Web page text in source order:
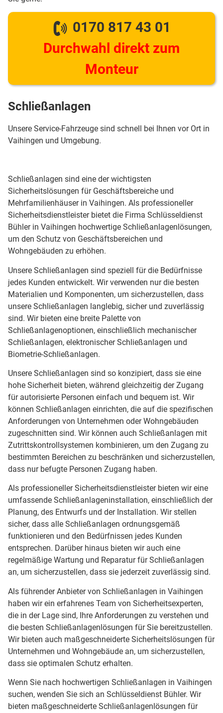
0170 817 43 01
Durchwahl direkt zum
Monteur
Schließanlagen
Unsere Service-Fahrzeuge sind schnell bei Ihnen vor Ort in
Vaihingen und Umgebung.
Schließanlagen sind eine der wichtigsten
Sicherheitslösungen für Geschäftsbereiche und
Mehrfamilienhäuser in Vaihingen. Als professioneller
Sicherheitsdienstleister bietet die Firma Schlüsseldienst
Bühler in Vaihingen hochwertige Schließanlagenlösungen,
um den Schutz von Geschäftsbereichen und
Wohngebäuden zu erhöhen.
Unsere Schließanlagen sind speziell für die Bedürfnisse
jedes Kunden entwickelt. Wir verwenden nur die besten
Materialien und Komponenten, um sicherzustellen, dass
unsere Schließanlagen langlebig, sicher und zuverlässig
sind. Wir bieten eine breite Palette von
Schließanlagenoptionen, einschließlich mechanischer
Schließanlagen, elektronischer Schließanlagen und
Biometrie-Schließanlagen.
Unsere Schließanlagen sind so konzipiert, dass sie eine
hohe Sicherheit bieten, während gleichzeitig der Zugang
für autorisierte Personen einfach und bequem ist. Wir
können Schließanlagen einrichten, die auf die spezifischen
Anforderungen von Unternehmen oder Wohngebäuden
zugeschnitten sind. Wir können auch Schließanlagen mit
Zutrittskontrollsystemen kombinieren, um den Zugang zu
bestimmten Bereichen zu beschränken und sicherzustellen,
dass nur befugte Personen Zugang haben.
Als professioneller Sicherheitsdienstleister bieten wir eine
umfassende Schließanlageninstallation, einschließlich der
Planung, des Entwurfs und der Installation. Wir stellen
sicher, dass alle Schließanlagen ordnungsgemäß
funktionieren und den Bedürfnissen jedes Kunden
entsprechen. Darüber hinaus bieten wir auch eine
regelmäßige Wartung und Reparatur für Schließanlagen
an, um sicherzustellen, dass sie jederzeit zuverlässig sind.
Als führender Anbieter von Schließanlagen in Vaihingen
haben wir ein erfahrenes Team von Sicherheitsexperten,
die in der Lage sind, Ihre Anforderungen zu verstehen und
die besten Schließanlagenlösungen für Sie bereitzustellen.
Wir bieten auch maßgeschneiderte Sicherheitslösungen für
Unternehmen und Wohngebäude an, um sicherzustellen,
dass sie optimalen Schutz erhalten.
Wenn Sie nach hochwertigen Schließanlagen in Vaihingen
suchen, wenden Sie sich an Schlüsseldienst Bühler. Wir
bieten maßgeschneiderte Schließanlagenlösungen für